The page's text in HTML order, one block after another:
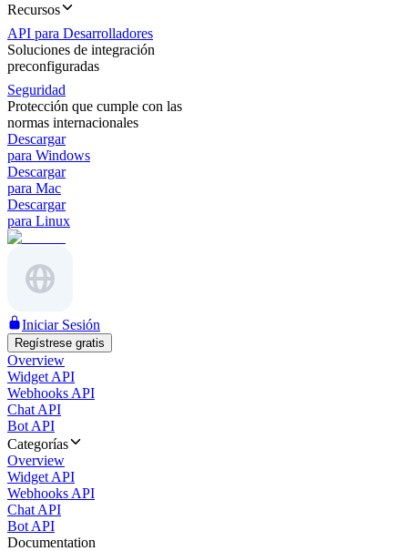
Recursos
API para Desarrolladores
Soluciones de integración
preconfiguradas
Seguridad
Protección que cumple con las
normas internacionales
Descargar
para Windows
Descargar
para Mac
Descargar
para Linux
Iniciar Sesión
Regístrese gratis
Overview
Widget API
Webhooks API
Chat API
Bot API
Categorías
Overview
Widget API
Webhooks API
Chat API
Bot API
Documentation